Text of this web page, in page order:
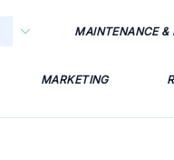
MAINTENANCE &
MARKETING